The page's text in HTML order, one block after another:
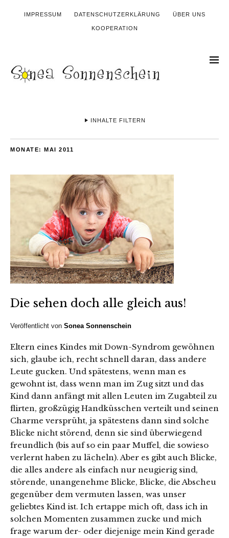
IMPRESSUM DATENSCHUTZERKLÄRUNG ÜBER UNS
KOOPERATION
INHALTE FILTERN
MONATE: MAI 2011
Die sehen doch alle gleich aus!
Veröffentlicht von Sonea Sonnenschein
Eltern eines Kindes mit Down-Syndrom gewöhnen
sich, glaube ich, recht schnell daran, dass andere
Leute gucken. Und spätestens, wenn man es
gewohnt ist, dass wenn man im Zug sitzt und das
Kind dann anfängt mit allen Leuten im Zugabteil zu
flirten, großzügig Handküsschen verteilt und seinen
Charme versprüht, ja spätestens dann sind solche
Blicke nicht störend, denn sie sind überwiegend
freundlich (bis auf so ein paar Muffel, die sowieso
verlernt haben zu lächeln). Aber es gibt auch Blicke,
die alles andere als einfach nur neugierig sind,
störende, unangenehme Blicke, Blicke, die Abscheu
gegenüber dem vermuten lassen, was unser
geliebtes Kind ist. Ich ertappe mich oft, dass ich in
solchen Momenten zusammen zucke und mich
frage warum der- oder diejenige mein Kind gerade